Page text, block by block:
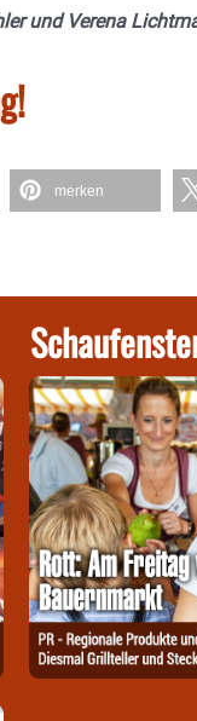
und Verena
merken